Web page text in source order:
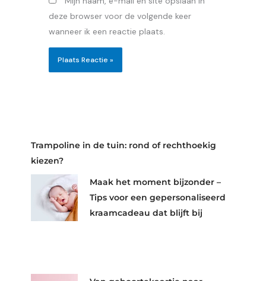
deze browser voor de volgende keer
wanneer ik een reactie plaats.
Trampoline in de tuin: rond of rechthoekig
kiezen?
Maak het moment bijzonder –
Tips voor een gepersonaliseerd
kraamcadeau dat blijft bij